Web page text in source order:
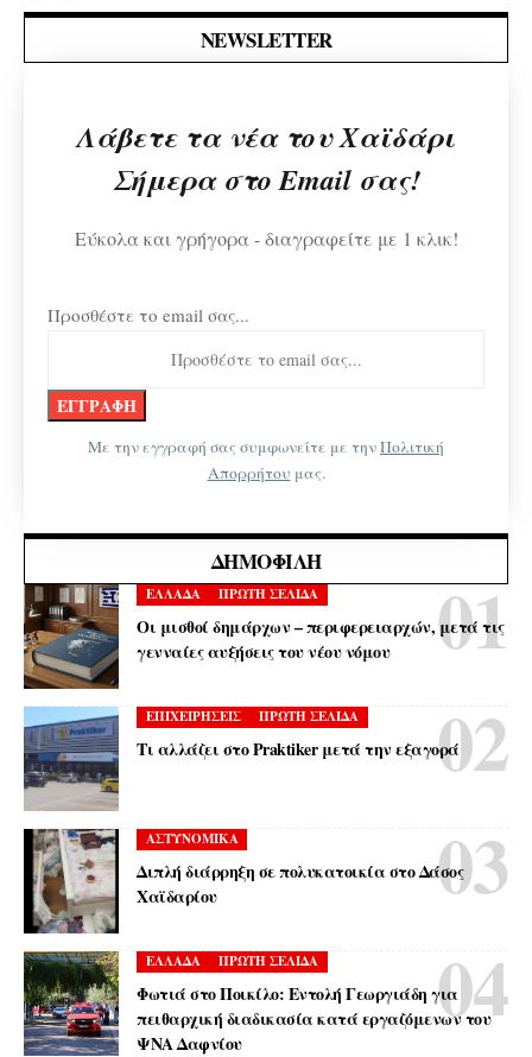
NEWSLETTER
Λάβετε τα νέα του Χαϊδάρι
Σήμερα στο Email σας!
Εύκολα και γρήγορα - διαγραφείτε με 1 κλικ!
Προσθέστε το email σας...
Με την εγγραφή σας συμφωνείτε με τηνΠολιτική
Απορρήτου μας.
ΔΗΜΟΦΙΛΉ
ΕΛΛΑΔΑ ΠΡΩΤΗ ΣΕΛΙΔΑ
Οι μισθοί δημάρχων – περιφερειαρχών, μετά τις
γενναίες αυξήσεις του νέου νόμου
ΕΠΙΧΕΙΡΗΣΕΙΣ ΠΡΩΤΗ ΣΕΛΙΔΑ
Τι αλλάζει στο Praktiker μετά την εξαγορά
ΑΣΤΥΝΟΜΙΚΑ
Διπλή διάρρηξη σε πολυκατοικία στο Δάσος
Χαϊδαρίου
ΕΛΛΑΔΑ ΠΡΩΤΗ ΣΕΛΙΔΑ
Φωτιά στο Ποικίλο: Εντολή Γεωργιάδη για
πειθαρχική διαδικασία κατά εργαζόμενων του
ΨΝΑ Δαφνίου